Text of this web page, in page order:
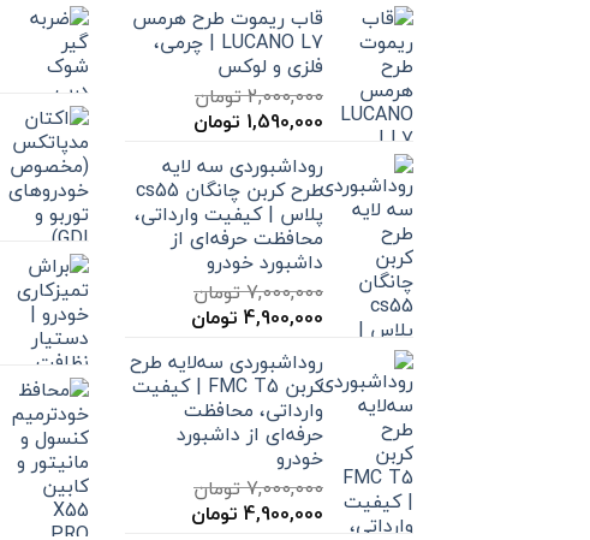
قاب ریموت طرح هرمس
LUCANO L7 | چرمی،
فلزی و لوکس
2,000,000تومان
قیمت
2,000,000 تومان
بود.
1,590,000 تومان
1,590,000 تومان
است.
روداشبوردی سه‌ لایه
طرح کربن چانگان cs55
پلاس | کیفیت وارداتی،
محافظت حرفه‌ای از
داشبورد خودرو
7,000,000تومان
قیمت
7,000,000 تومان
بود.
4,900,000 تومان
4,900,000 تومان
است.
روداشبوردی سه‌لایه طرح
کربن FMC T5 | کیفیت
وارداتی، محافظت
حرفه‌ای از داشبورد
خودرو
7,000,000تومان
قیمت
4,900,000 تومان